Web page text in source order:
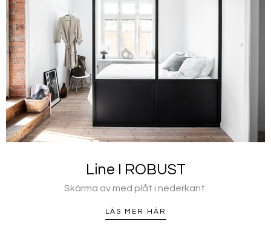
Line I ROBUST
Skärma av med plåt i nederkant.
LÄS MER HÄR